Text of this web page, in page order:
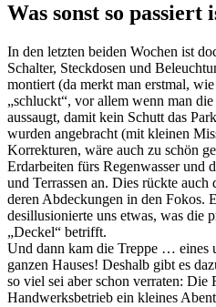
Was sonst so passiert
In den letzten beiden Wochen ist
Schalter, Steckdosen und
montiert (da merkt man erstmal,
„schluckt“, vor allem wenn man
aussaugt, damit kein Schutt das
wurden angebracht (mit kleinen
Korrekturen, wäre auch zu schön
Erdarbeiten fürs Regenwasser und
und Terrassen an. Dies rückte
deren Abdeckungen in den Fokos.
desillusionierte uns etwas, was die
„Deckel“ betrifft.
Und dann kam die Treppe … eines
ganzen Hauses! Deshalb gibt es
so viel sei aber schon verraten: Die
Handwerksbetrieb ein kleines